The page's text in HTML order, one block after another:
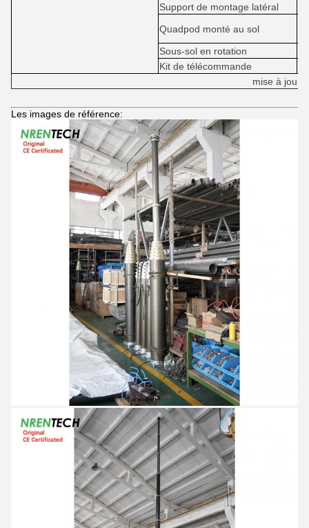
Support de montage latéral
Quadpod monté au sol
Sous-sol en rotation
Kit de télécommande
mise à jour
Les images de référence: